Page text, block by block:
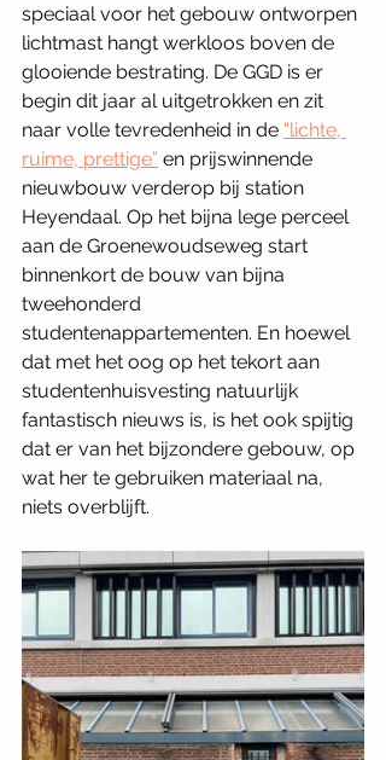
speciaal voor het gebouw ontworpen
lichtmast hangt werkloos boven de
glooiende bestrating. De GGD is er
begin dit jaar al uitgetrokken en zit
naar volle tevredenheid in de “lichte,
ruime, prettige” en prijswinnende
nieuwbouw verderop bij station
Heyendaal. Op het bijna lege perceel
aan de Groenewoudseweg start
binnenkort de bouw van bijna
tweehonderd
studentenappartementen. En hoewel
dat met het oog op het tekort aan
studentenhuisvesting natuurlijk
fantastisch nieuws is, is het ook spijtig
dat er van het bijzondere gebouw, op
wat her te gebruiken materiaal na,
niets overblijft.